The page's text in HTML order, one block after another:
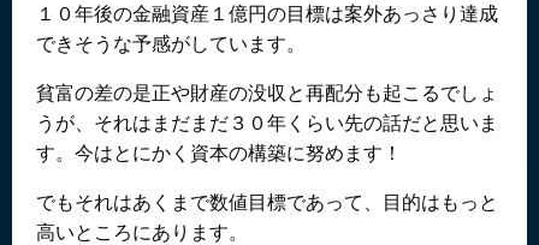
１０年後の金融資産１億円の目標は案外あっさり達成
できそうな予感がしています。
貧富の差の是正や財産の没収と再配分も起こるでしょ
うが、それはまだまだ３０年くらい先の話だと思いま
す。今はとにかく資本の構築に努めます！
でもそれはあくまで数値目標であって、目的はもっと
高いところにあります。